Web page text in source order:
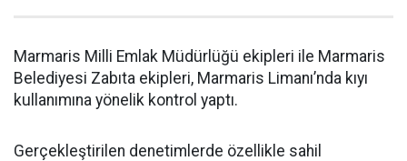
Marmaris Milli Emlak Müdürlüğü ekipleri ile Marmaris
Belediyesi Zabıta ekipleri, Marmaris Limanı’nda kıyı
kullanımına yönelik kontrol yaptı.
Gerçekleştirilen denetimlerde özellikle sahil